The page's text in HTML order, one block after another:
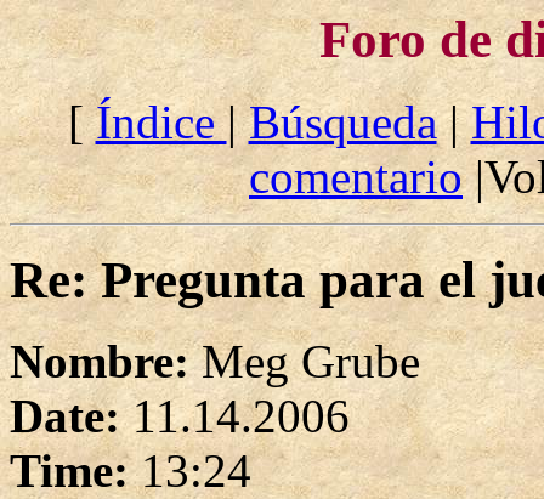
Foro de
[Índice|Búsqueda|
comentario
Re: Pregunta para el
Nombre:Meg Grube
Date:11.14.2006
Time:13:24